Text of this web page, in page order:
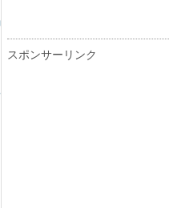
スポンサーリンク